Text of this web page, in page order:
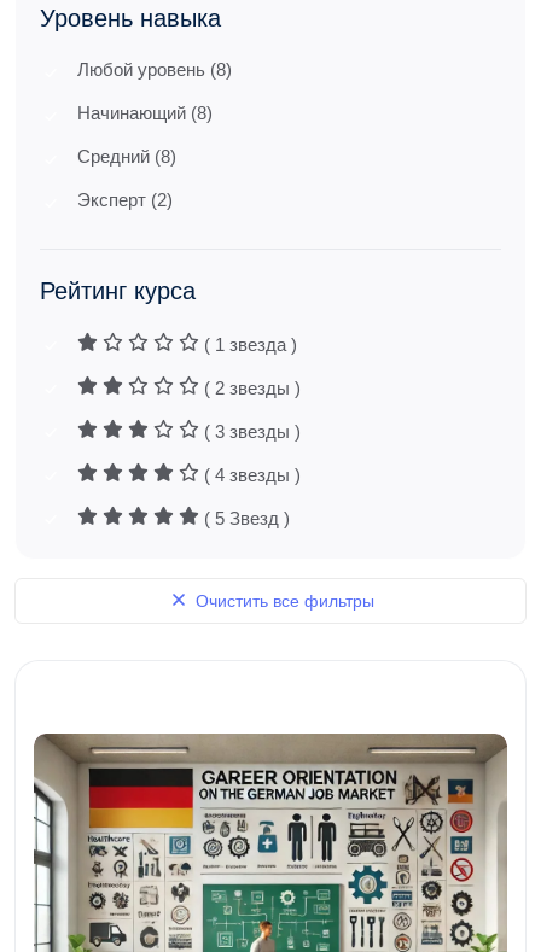
Уровень навыка
Любой уровень (8)
Начинающий (8)
Средний (8)
Эксперт (2)
Рейтинг курса
( 1 звезда )
( 2 звезды )
( 3 звезды )
( 4 звезды )
( 5 Звезд )
Очистить все фильтры